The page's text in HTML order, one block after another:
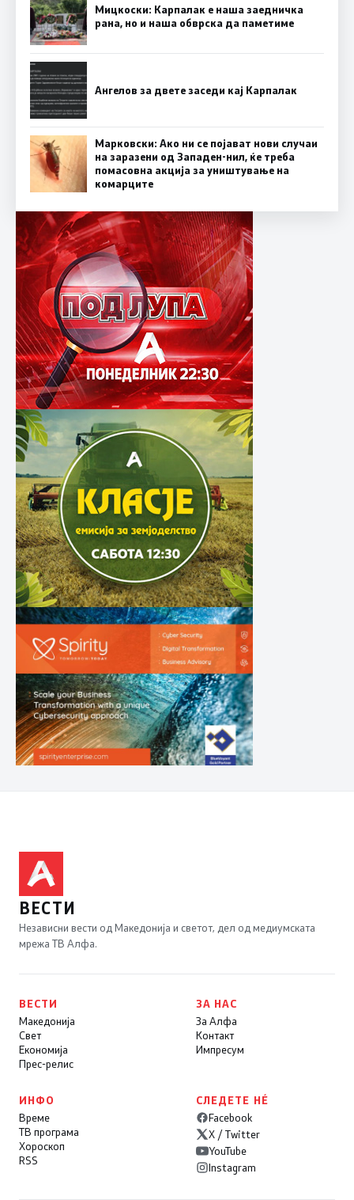
Мицкоски: Карпалак е наша заедничка
рана, но и наша обврска да паметиме
Ангелов за двете заседи кај Карпалак
Марковски: Ако ни се појават нови случаи
на заразени од Западен-нил, ќе треба
помасовна акција за уништување на
комарците
ВЕСТИ
Независни вести од Македонија и светот, дел од медиумската
мрежа ТВ Алфа.
ВЕСТИ
Македонија
Свет
Економија
Прес-релис
ЗА НАС
За Алфа
Контакт
Импресум
ИНФО
Време
ТВ програма
Хороскоп
RSS
СЛЕДЕТЕ НÉ
Facebook
X / Twitter
YouTube
Instagram